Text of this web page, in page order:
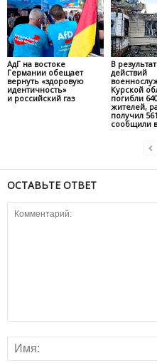
АдГ на востоке
Германии обещает
вернуть «здоровую
идентичность»
и российский газ
В
действий
Курской
погибли
жителей,
получил
сообщили
ОСТАВЬТЕ ОТВЕТ